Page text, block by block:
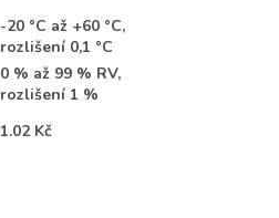
-20 °C až +60 °C,
rozlišení 0,1 °C
0 % až 99 % RV,
rozlišení 1 %
1.02 Kč